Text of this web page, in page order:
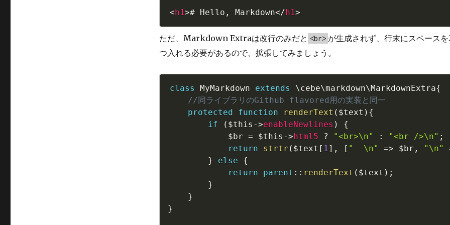
<h1># Hello, Markdown</h1>
ただ、Markdown Extraは改行のみだと <br> が生成されず、行末にスペース
つ入れる必要があるので、拡張してみましょう。
class MyMarkdown extends \cebe\markdown\MarkdownExtra{
//同ライブラリのGithub flavored用の実装と同一
protected
function renderText ( $text ) {
if
( $this ->enableNewlines )
{
$br = $this ->html5 ? "<br>\n" : "<br />\n" ;
return
strtr ( $text [ 1] , [ "  \n" => $br , "\n"
}
else
{
return
parent :: renderText ( $text ) ;
}
}
}